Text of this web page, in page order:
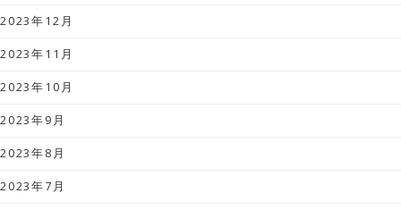
2023年12月
2023年11月
2023年10月
2023年9月
2023年8月
2023年7月